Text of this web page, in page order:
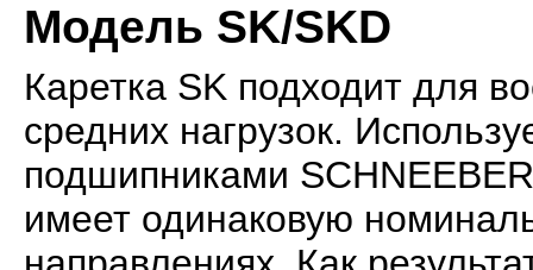
Модель SK/SKD
Каретка SK подходит для
средних нагрузок.
подшипниками
имеет одинаковую